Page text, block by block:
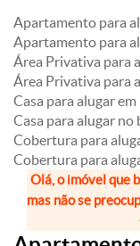
Apartamento para
Apartamento para
Área Privativa para
Área Privativa para
Casa para alugar
Casa para alugar
Cobertura para
Cobertura para
Olá, o imóvel que
mas não se